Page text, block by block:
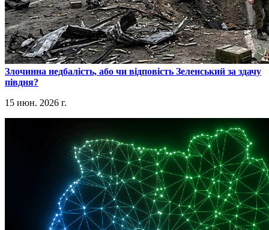
​Злочинна недбалість, або чи відповість Зеленський за здачу
півдня?
15 июн. 2026 г.